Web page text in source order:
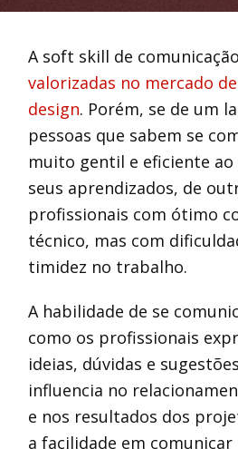
A soft skill de
valorizadas no mercado
design. Porém, se de um
pessoas que sabem se
muito gentil e eficiente ao
seus aprendizados, de
profissionais com ótimo
técnico, mas com
timidez no trabalho.
A habilidade de se
como os profissionais
ideias, dúvidas e
influencia no
e nos resultados dos
a facilidade em